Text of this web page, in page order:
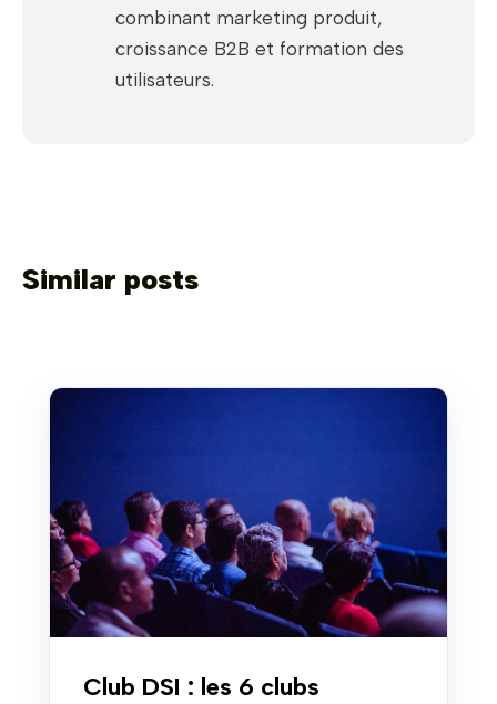
combinant marketing produit,
croissance B2B et formation des
utilisateurs.
Similar posts
Club DSI : les 6 clubs